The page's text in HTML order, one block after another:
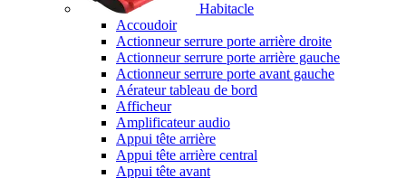
Habitacle
Accoudoir
Actionneur serrure porte arrière droite
Actionneur serrure porte arrière gauche
Actionneur serrure porte avant gauche
Aérateur tableau de bord
Afficheur
Amplificateur audio
Appui tête arrière
Appui tête arrière central
Appui tête avant